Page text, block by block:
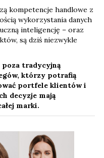
kompetencje handlowe z
wykorzystania danych
inteligencję – oraz
są dziś niezwykle
poza tradycyjną
którzy potrafią
portfele klientów i
decyzje mają
marki.